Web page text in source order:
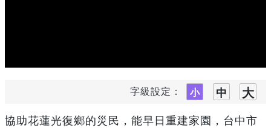
字級設定：
協助花蓮光復鄉的災民，能早日重建家園，台中市